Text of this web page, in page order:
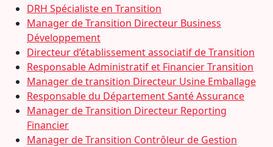
DRH Spécialiste en Transition
Manager de Transition Directeur Business
Développement
Directeur d’établissement associatif de Transition
Responsable Administratif et Financier Transition
Manager de transition Directeur Usine Emballage
Responsable du Département Santé Assurance
Manager de Transition Directeur Reporting
Financier
Manager de Transition Contrôleur de Gestion